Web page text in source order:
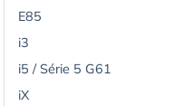
E85
i3
i5 / Série 5 G61
iX